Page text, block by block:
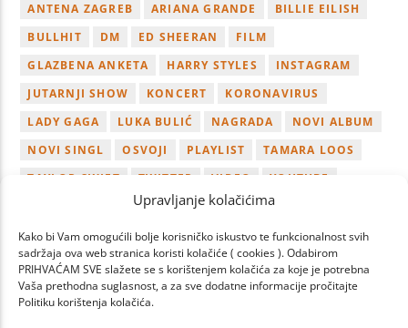
Upravljanje kolačićima
Kako bi Vam omogućili bolje korisničko iskustvo te funkcionalnost svih
sadržaja ova web stranica koristi kolačiće ( cookies ). Odabirom
PRIHVAĆAM SVE slažete se s korištenjem kolačića za koje je potrebna
Vaša prethodna suglasnost, a za sve dodatne informacije pročitajte
Politiku korištenja kolačića.
ANTENA ZAGREB ARIANA GRANDE
BILLIE EILISH
BULLHIT
DM ED SHEERAN
FILM
GLAZBENA ANKETA
HARRY STYLES
INSTAGRAM
JUTARNJI SHOW
KONCERT
KORONAVIRUS
LADY GAGA
LUKA BULIĆ NAGRADA
NOVI ALBUM
NOVI SINGL
OSVOJI PLAYLIST
TAMARA LOOS
TAYLOR SWIFT
TWITTER VIDEO
YOUTUBE